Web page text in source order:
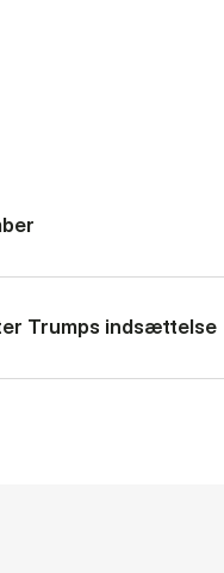
Trumps indsættelse